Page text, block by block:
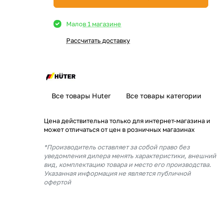
Малов 1 магазине
Рассчитать доставку
Все товары Huter Все товары категории
Цена действительна только для интернет-магазина и
может отличаться от цен в розничных магазинах
*Производитель оставляет за собой право без
уведомления дилера менять характеристики, внешний
вид, комплектацию товара и место его производства.
Указанная информация не является публичной
офертой